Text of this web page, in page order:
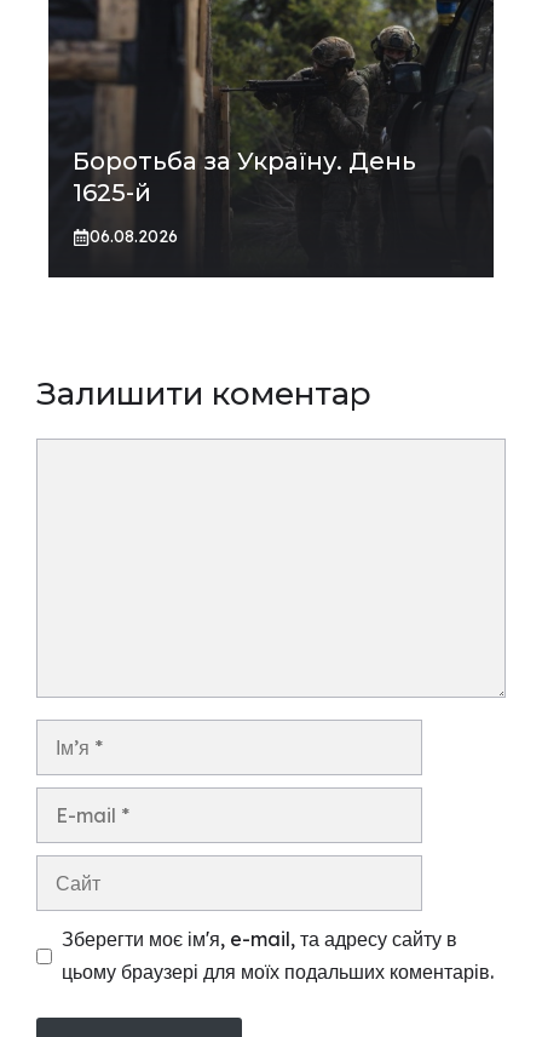
Боротьба за Україну. День
1625-й
06.08.2026
Залишити коментар
Ім’я
Сайт
Зберегти моє ім'я, e-mail, та адресу сайту в
цьому браузері для моїх подальших коментарів.